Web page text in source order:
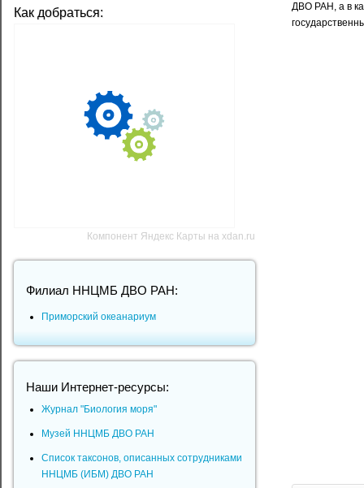
ДВО РАН, а в
Как добраться:
Компонент Яндекс Карты на xdan.ru
Филиал ННЦМБ ДВО РАН:
Приморский океанариум
Наши Интернет-ресурсы:
Журнал "Биология моря"
Музей ННЦМБ ДВО РАН
Список таксонов, описанных сотрудниками
ННЦМБ (ИБМ) ДВО РАН